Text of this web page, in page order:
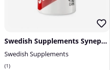
Swedish Supplements Synephrine, 90 caps
Swedish Supplements
1